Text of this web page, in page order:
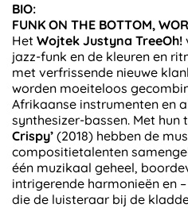
BIO:
FUNK ON THE BOTTOM,
Het Wojtek Justyna TreeOh!
jazz-funk en de kleuren en
met verfrissende nieuwe
worden moeiteloos
Afrikaanse instrumenten en
synthesizer-bassen. Met hun
Crispy’ (2018) hebben de
compositietalenten
één muzikaal geheel,
intrigerende harmonieën en
die de luisteraar bij de